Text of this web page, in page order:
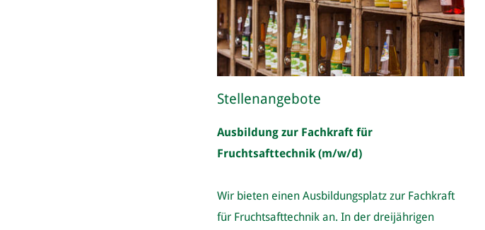
Stellenangebote
Ausbildung zur Fachkraft für
Fruchtsafttechnik (m/w/d)
Wir bieten einen Ausbildungsplatz zur Fachkraft
für Fruchtsafttechnik an. In der dreijährigen